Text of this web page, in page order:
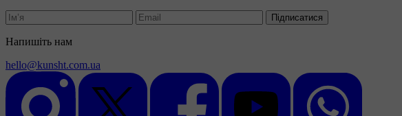
Підписатися
Напишіть нам
hello@kunsht.com.ua